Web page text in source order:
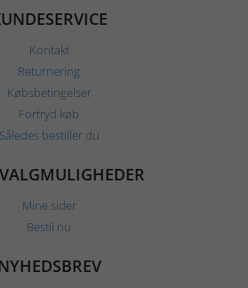
Kontakt
Returnering
Købsbetingelser
Fortryd køb
Således bestiller du
Mine sider
Bestil nu